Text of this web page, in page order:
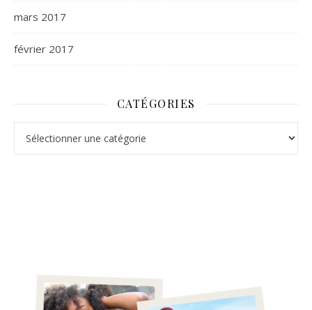
mars 2017
février 2017
CATÉGORIES